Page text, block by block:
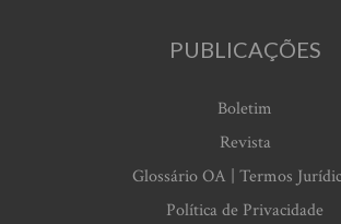
PUBLICAÇÕES
Boletim
Revista
Glossário OA | Termos
Política de Privacidade